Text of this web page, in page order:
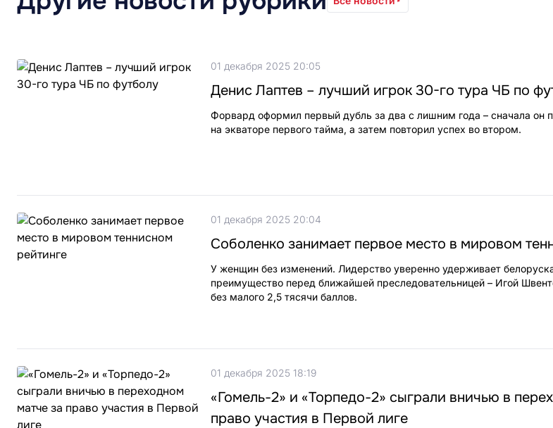
01 декабря 2025 20:05
Денис Лаптев – лучший игрок 30-го тура ЧБ по
Форвард оформил первый дубль за два с лишним года – сначала он
на экваторе первого тайма, а затем повторил успех во втором.
01 декабря 2025 20:04
Соболенко занимает первое место в мировом
У женщин без изменений. Лидерство уверенно удерживает
преимущество перед ближайшей преследовательницей – Игой
без малого 2,5 тясячи баллов.
01 декабря 2025 18:19
«Гомель-2» и «Торпедо-2» сыграли вничью в
право участия в Первой лиге